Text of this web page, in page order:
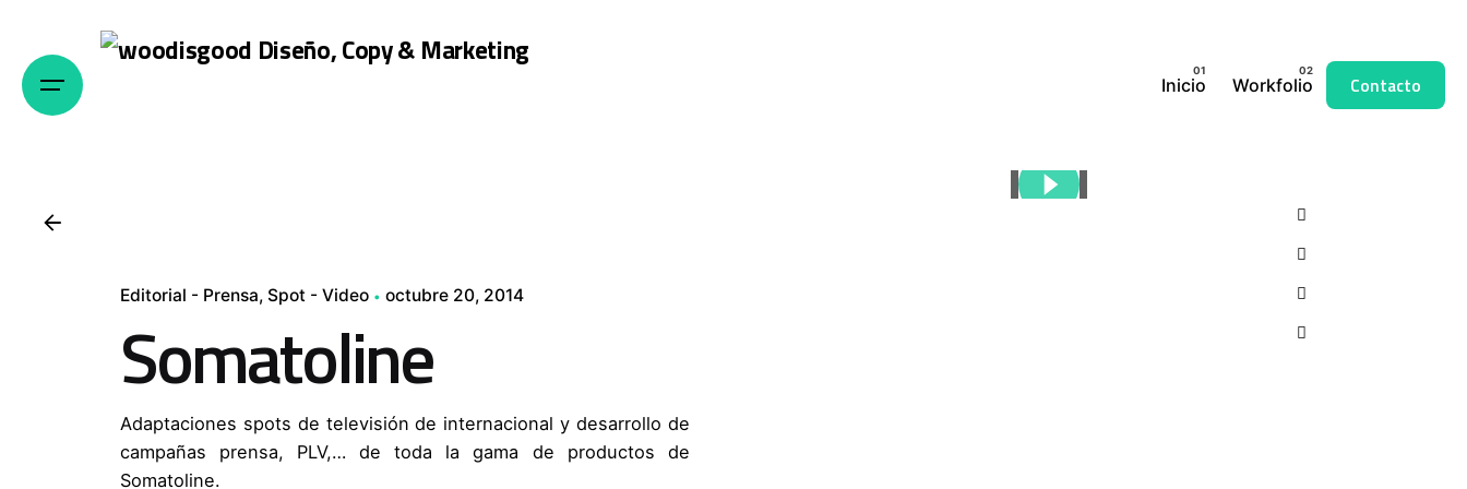
Inicio Workfolio Contacto
Editorial - Prensa Spot - Video octubre 20, 2014
Somatoline
Adaptaciones spots de televisión de internacional y desarrollo de
campañas prensa, PLV,… de toda la gama de productos de
Somatoline.